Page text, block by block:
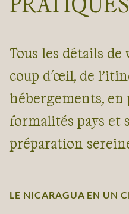
Tous les détails de
coup d'œil, de
hébergements, en
formalités pays et
préparation
LE NICARAGUA EN UN